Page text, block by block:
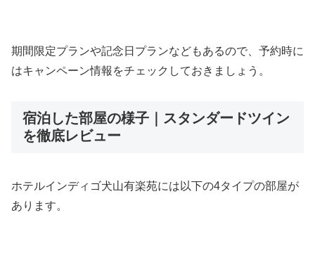
期間限定プランや記念日プランなどもあるので、予約時に
はキャンペーン情報をチェックしておきましょう。
宿泊した部屋の様子｜スタンダードツイン
を徹底レビュー
ホテルインディゴ犬山有楽苑には以下の4タイプの部屋が
あります。